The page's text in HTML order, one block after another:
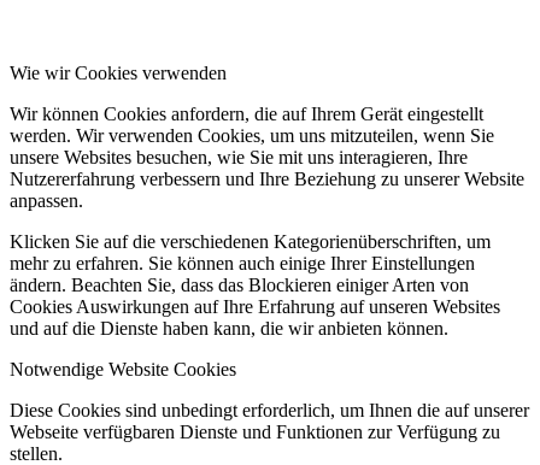
Wie wir Cookies verwenden
Wir können Cookies anfordern, die auf Ihrem Gerät eingestellt
werden. Wir verwenden Cookies, um uns mitzuteilen, wenn Sie
unsere Websites besuchen, wie Sie mit uns interagieren, Ihre
Nutzererfahrung verbessern und Ihre Beziehung zu unserer Website
anpassen.
Klicken Sie auf die verschiedenen Kategorienüberschriften, um
mehr zu erfahren. Sie können auch einige Ihrer Einstellungen
ändern. Beachten Sie, dass das Blockieren einiger Arten von
Cookies Auswirkungen auf Ihre Erfahrung auf unseren Websites
und auf die Dienste haben kann, die wir anbieten können.
Notwendige Website Cookies
Diese Cookies sind unbedingt erforderlich, um Ihnen die auf unserer
Webseite verfügbaren Dienste und Funktionen zur Verfügung zu
stellen.